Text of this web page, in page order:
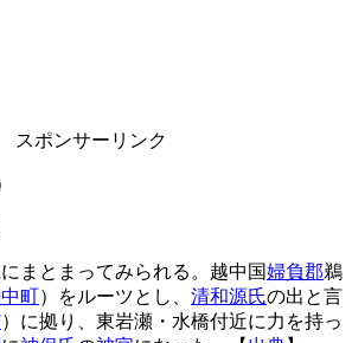
スポンサーリンク
まとまってみられる。越中国婦負郡鵜
町）をルーツとし、 清和源氏の出と言
）に拠り、東岩瀬・水橋付近に力を持っ